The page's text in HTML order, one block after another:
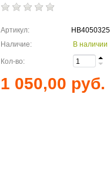
Артикул:
Наличие:
В наличии
Кол-во:
1 050,00 руб.